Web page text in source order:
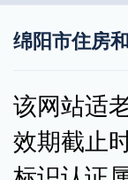
绵阳市住房
该网站适
效期截止